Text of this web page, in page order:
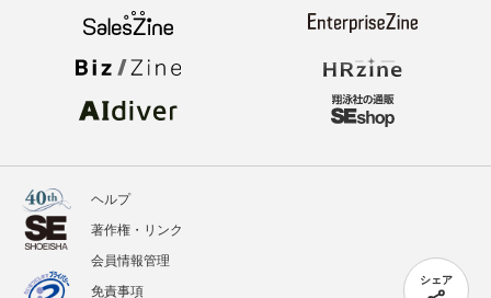
シェア
ヘルプ
著作権・リンク
会員情報管理
免責事項